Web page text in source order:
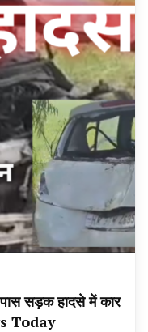
पास सड़क हादसे में कार
Today